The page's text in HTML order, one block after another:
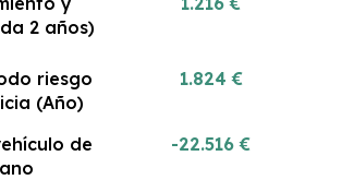
2 años)
riesgo
(Año)
1.824 €
de
-22.516 €